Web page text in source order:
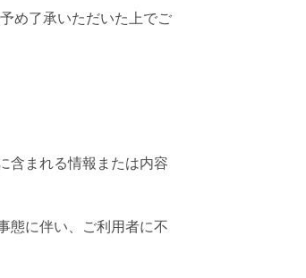
め了承いただいた上でご
含まれる情報または内容
態に伴い、ご利用者に不